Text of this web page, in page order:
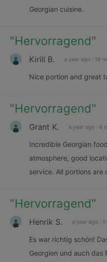
Georgian cuisine.
"Hervorragend"
Kirill B. a year ago · 19
Nice portion and great
"Hervorragend"
Grant K. a year ago · 6
Incredible Georgian
atmosphere, good
service. All portions are
"Hervorragend"
Henrik S. a year ago · 1
Es war richtig schön!
Georgien und auch das